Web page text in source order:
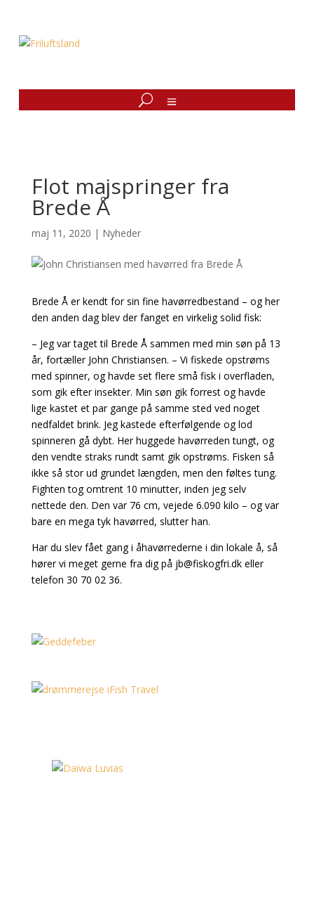
Flot majspringer fra
Brede Å
maj 11, 2020 | Nyheder
Brede Å er kendt for sin fine havørredbestand – og her
den anden dag blev der fanget en virkelig solid fisk:
– Jeg var taget til Brede Å sammen med min søn på 13
år, fortæller John Christiansen. – Vi fiskede opstrøms
med spinner, og havde set flere små fisk i overfladen,
som gik efter insekter. Min søn gik forrest og havde
lige kastet et par gange på samme sted ved noget
nedfaldet brink. Jeg kastede efterfølgende og lod
spinneren gå dybt. Her huggede havørreden tungt, og
den vendte straks rundt samt gik opstrøms. Fisken så
ikke så stor ud grundet længden, men den føltes tung.
Fighten tog omtrent 10 minutter, inden jeg selv
nettede den. Den var 76 cm, vejede 6.090 kilo – og var
bare en mega tyk havørred, slutter han.
Har du slev fået gang i åhavørrederne i din lokale å, så
hører vi meget gerne fra dig på jb@fiskogfri.dkeller
telefon 30 70 02 36.